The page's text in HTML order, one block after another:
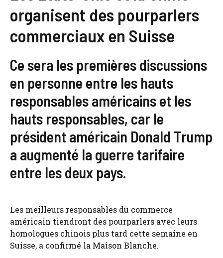
organisent des pourparlers
commerciaux en Suisse
Ce sera les premières discussions
en personne entre les hauts
responsables américains et les
hauts responsables, car le
président américain Donald Trump
a augmenté la guerre tarifaire
entre les deux pays.
Les meilleurs responsables du commerce
américain tiendront des pourparlers avec leurs
homologues chinois plus tard cette semaine en
Suisse, a confirmé la Maison Blanche.